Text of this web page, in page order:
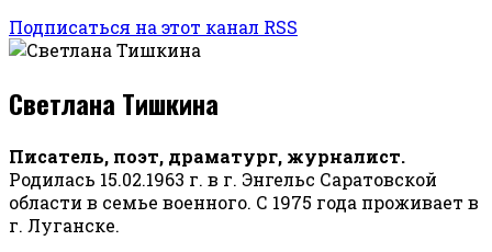
Подписаться на этот канал RSS
Светлана Тишкина
Писатель, поэт, драматург, журналист.
Родилась 15.02.1963 г. в г. Энгельс Саратовской
области в семье военного. С 1975 года проживает в
г. Луганске.